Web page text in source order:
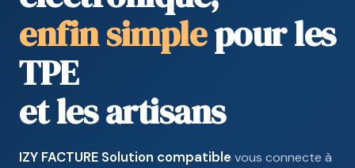
enfin simplepour les
TPE
et les artisans
IZY FACTURE Solution compatible vous connecte à